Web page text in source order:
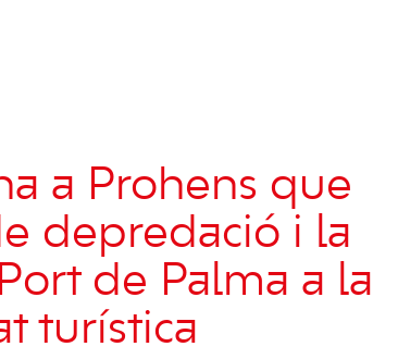
a Prohens que
depredació i la
de Palma a la
turística